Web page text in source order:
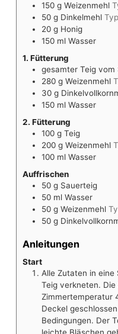
150 g Weizenmehl
50 g Dinkelmehl
20 g Honig
150 ml Wasser
1. Fütterung
gesamter Teig vom
280 g Weizenmehl
30 g
150 ml Wasser
2. Fütterung
100 g Teig
200 g Weizenmehl
100 ml Wasser
Auffrischen
50 g Sauerteig
50 ml Wasser
50 g Weizenmehl
50 g
Anleitungen
Start
Alle Zutaten in eine
Teig verkneten.
Zimmertemperatur
Deckel
Bedingungen. Der
leichte Bläschen